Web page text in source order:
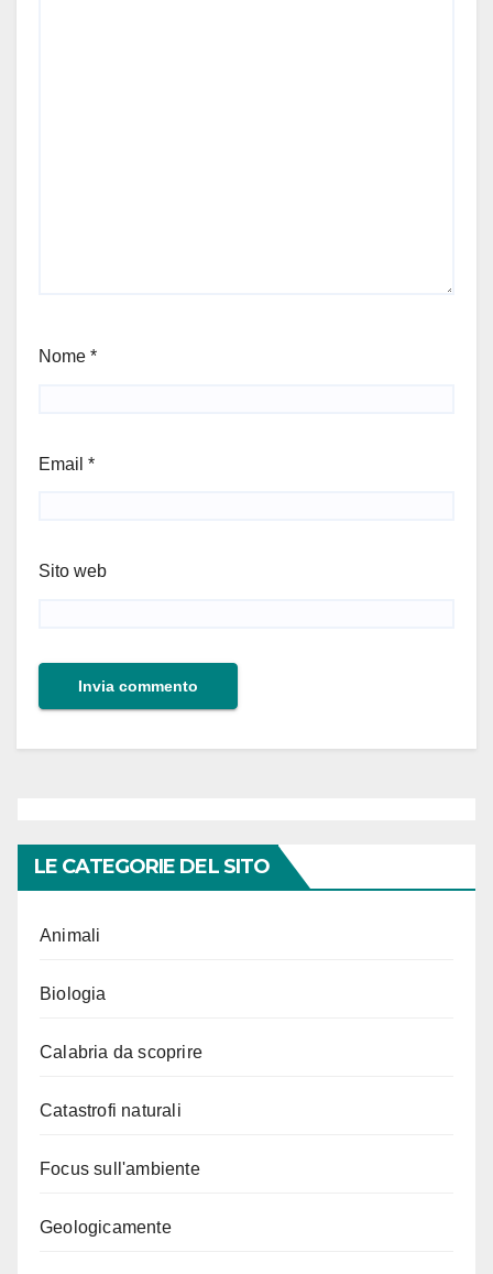
Nome *
Email *
Sito web
LE CATEGORIE DEL SITO
Animali
Biologia
Calabria da scoprire
Catastrofi naturali
Focus sull'ambiente
Geologicamente